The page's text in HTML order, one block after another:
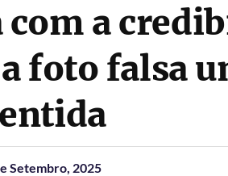
com a
foto falsa
Setembro, 2025